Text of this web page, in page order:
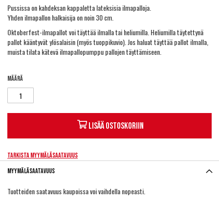
Pussissa on kahdeksan kappaletta lateksisia ilmapalloja.
Yhden ilmapallon halkaisija on noin 30 cm.
Oktoberfest-ilmapallot voi täyttää ilmalla taiheliumilla . Heliumilla täytettynä
pallot kääntyvät ylösalaisin (myös tuoppikuvio). Jos haluat täyttää pallot ilmalla,
muista tilata käteväilmapallopumppupallojen täyttämiseen.
Määrä
Lisää ostoskoriin
Tarkista myymäläsaatavuus
Myymäläsaatavuus
Tuotteiden saatavuus kaupoissa voi vaihdella nopeasti.